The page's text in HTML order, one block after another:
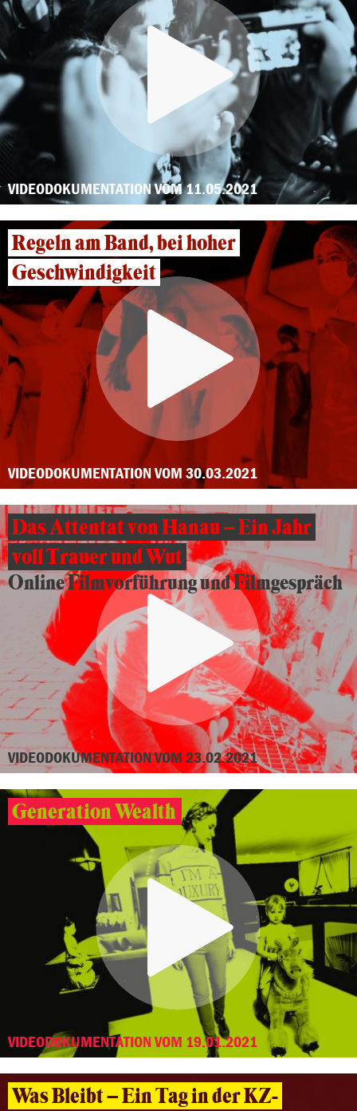
VIDEODOKUMENTATION VOM 11.05.2021
Regeln am Band, bei hoher
Geschwindigkeit
VIDEODOKUMENTATION VOM 30.03.2021
Das Attentat von Hanau – Ein Jahr
voll Trauer und Wut
Online Filmvorführung und Filmgespräch
VIDEODOKUMENTATION VOM 23.02.2021
Generation Wealth
VIDEODOKUMENTATION VOM 19.01.2021
Was Bleibt – Ein Tag in der KZ-